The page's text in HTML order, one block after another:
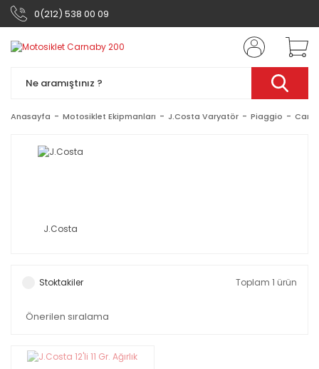
0(212) 538 00 09
Anasayfa Motosiklet Ekipmanları J.Costa Varyatör Piaggio
J.Costa
Stoktakiler Toplam 1 ürün